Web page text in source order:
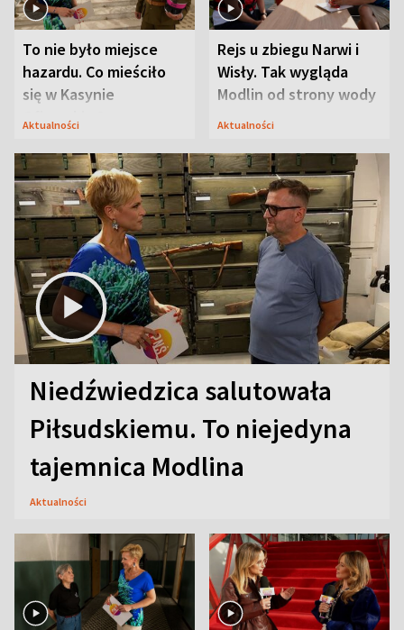
To nie było miejsce
hazardu. Co mieściło
się w Kasynie
Oficerskim?
Aktualności
Rejs u zbiegu Narwi i
Wisły. Tak wygląda
Modlin od strony wody
Aktualności
Niedźwiedzica salutowała
Piłsudskiemu. To niejedyna
tajemnica Modlina
Aktualności